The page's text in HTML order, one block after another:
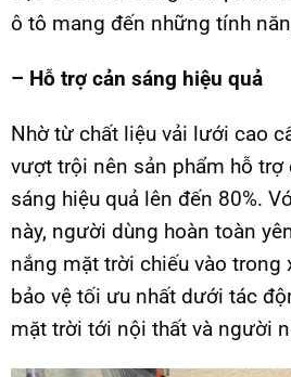
ô tô mang đến những tính
– Hỗ trợ cản sáng hiệu quả
Nhờ từ chất liệu vải lưới cao
vượt trội nên sản phẩm hỗ trợ
sáng hiệu quả lên đến 80%.
này, người dùng hoàn toàn
nắng mặt trời chiếu vào trong
bảo vệ tối ưu nhất dưới tác
mặt trời tới nội thất và người